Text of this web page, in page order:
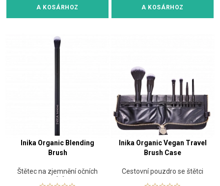
A KOSÁRHOZ A KOSÁRHOZ
Inika Organic Blending
Brush
Štětec na zjemnění očních
stínů
Inika Organic Vegan Travel
Brush Case
Cestovní pouzdro se štětci